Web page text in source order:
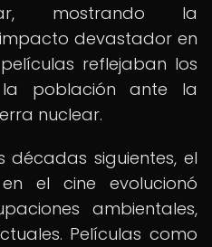
mostrando la
devastador en
reflejaban los
población ante la
nuclear.
décadas siguientes, el
el cine evolucionó
ambientales,
Películas como